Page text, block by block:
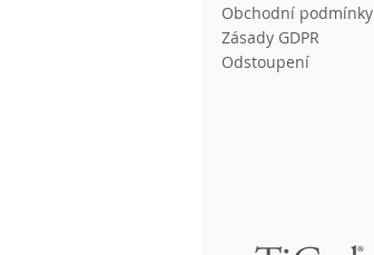
Obchodní podmínky
Zásady GDPR
Odstoupení